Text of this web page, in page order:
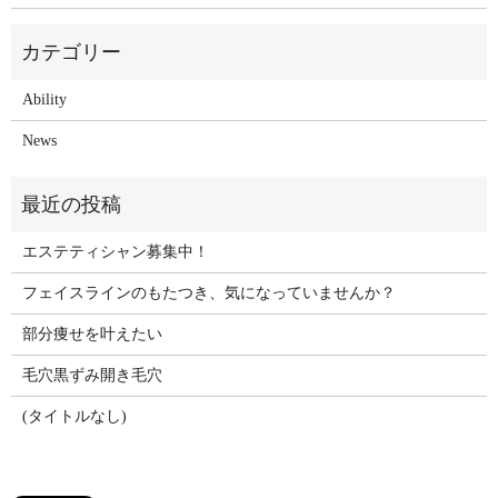
Ability
News
エステティシャン募集中！
フェイスラインのもたつき、気になっていませんか？
部分痩せを叶えたい
毛穴黒ずみ開き毛穴
(タイトルなし)